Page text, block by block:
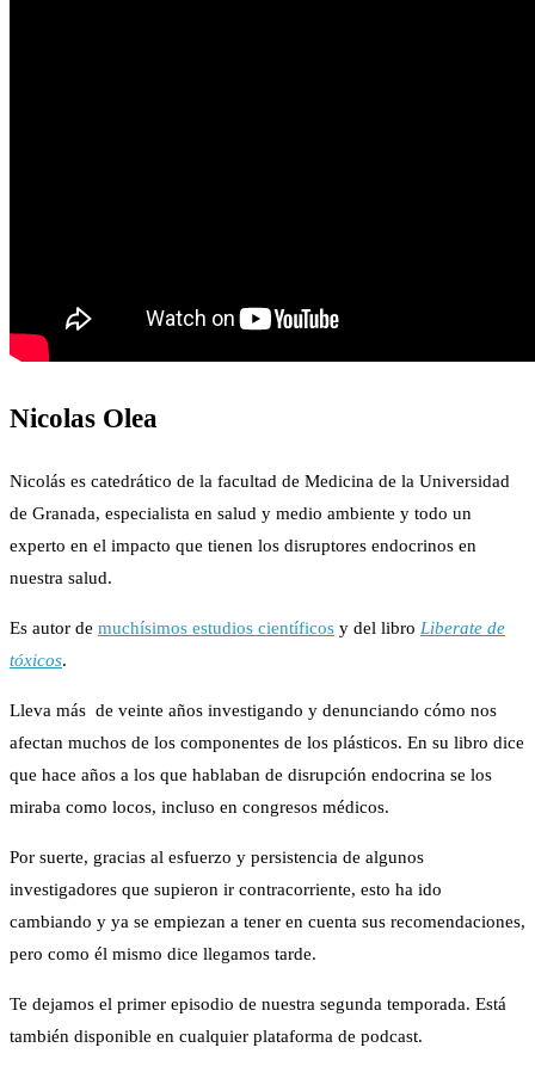
Nicolas Olea
Nicolás es catedrático de la facultad de Medicina de la Universidad
de Granada, especialista en salud y medio ambiente y todo un
experto en el impacto que tienen los disruptores endocrinos en
nuestra salud.
Es autor de muchísimos estudios científicos y del libro Liberate de
tóxicos.
Lleva más de veinte años investigando y denunciando cómo nos
afectan muchos de los componentes de los plásticos. En su libro dice
que hace años a los que hablaban de disrupción endocrina se los
miraba como locos, incluso en congresos médicos.
Por suerte, gracias al esfuerzo y persistencia de algunos
investigadores que supieron ir contracorriente, esto ha ido
cambiando y ya se empiezan a tener en cuenta sus recomendaciones,
pero como él mismo dice llegamos tarde.
Te dejamos el primer episodio de nuestra segunda temporada. Está
también disponible en cualquier plataforma de podcast.